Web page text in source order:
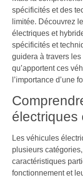
spécificités et des
limitée. Découvrez
électriques et
spécificités et
guidera à travers
qu’apportent ces
l’importance d’une
électriques
Les véhicules
plusieurs
caractéristiques
fonctionnement et